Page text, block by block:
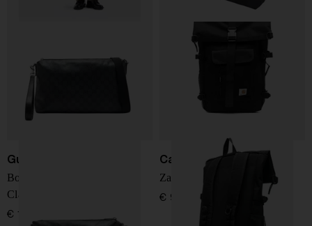
Gucci
Borsa Medium Essence
Classic
€ 1.500,00
Carhartt WIP
Zaino Philis
€ 99,00